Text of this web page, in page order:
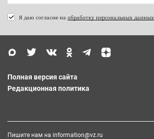
Я даю согласие на обработку персональных данных
Полная версия сайта
Редакционная политика
Пишите нам на information@vz.ru